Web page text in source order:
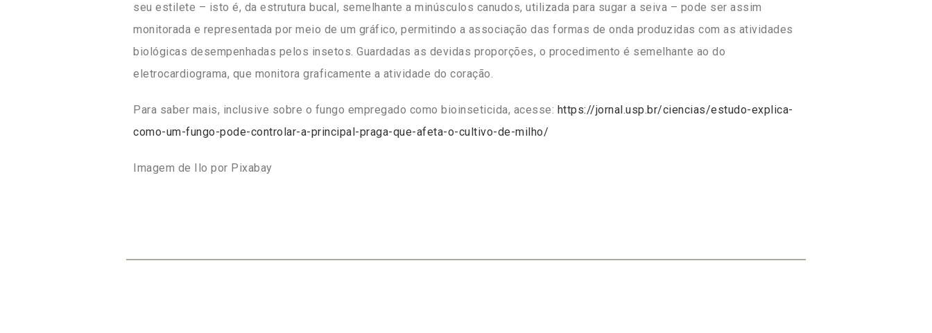
seu estilete – isto é, da estrutura bucal, semelhante a minúsculos canudos, utilizada para sugar a seiva – pode ser assim
monitorada e representada por meio de um gráfico, permitindo a associação das formas de onda produzidas com as atividades
biológicas desempenhadas pelos insetos. Guardadas as devidas proporções, o procedimento é semelhante ao do
eletrocardiograma, que monitora graficamente a atividade do coração.
Para saber mais, inclusive sobre o fungo empregado como bioinseticida, acesse: https://jornal.usp.br/ciencias/estudo-explica-
como-um-fungo-pode-controlar-a-principal-praga-que-afeta-o-cultivo-de-milho/
Imagem de Ilo por Pixabay